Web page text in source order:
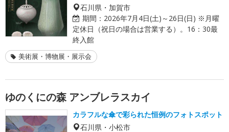
石川県・加賀市
期間： 2026年7月4日(土)～26日(日) ※月曜
定休日（祝日の場合は営業する）。16：30最
終入館
美術展・博物展・展示会
ゆのくにの森 アンブレラスカイ
カラフルな傘で彩られた恒例のフォトスポット
石川県・小松市